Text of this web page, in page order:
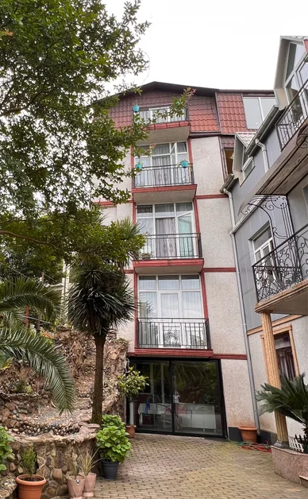
номера на сайте Суточно.ру